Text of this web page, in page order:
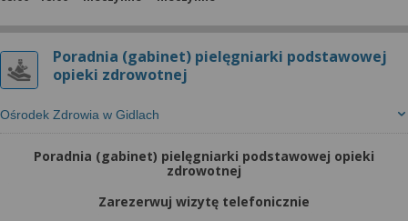
Poradnia (gabinet) pielęgniarki podstawowej
opieki zdrowotnej
Ośrodek Zdrowia w Gidlach
Poradnia (gabinet) pielęgniarki podstawowej opieki
zdrowotnej
Zarezerwuj wizytę telefonicznie